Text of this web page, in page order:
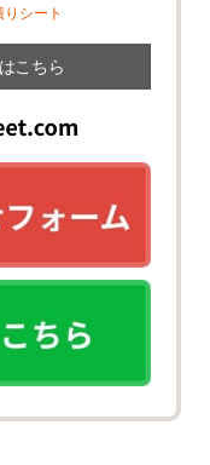
りシート
こちら